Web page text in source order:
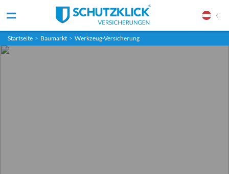
Startseite > Baumarkt > Werkzeug-Versicherung